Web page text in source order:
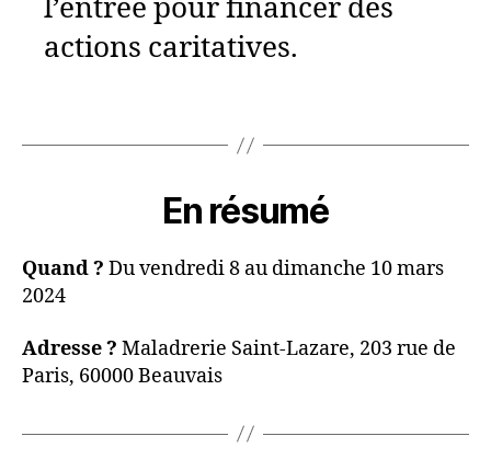
l’entrée pour financer des
actions caritatives.
En résumé
Quand ? Du vendredi 8 au dimanche 10 mars
2024
Adresse ? Maladrerie Saint-Lazare, 203 rue de
Paris, 60000 Beauvais